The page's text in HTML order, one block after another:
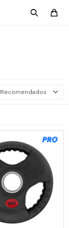
Recomendados